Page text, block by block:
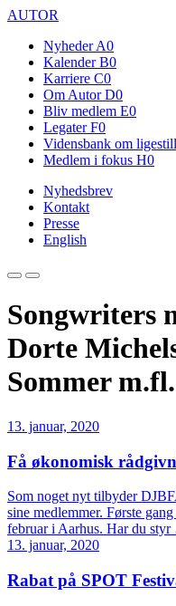
AUTOR
Nyheder A0
Kalender B0
Karriere C0
Om Autor D0
Bliv medlem E0
Legater F0
Vidensbank om
Medlem i fokus H0
Nyhedsbrev
Kontakt
Presse
English
Songwriters
Dorte
Sommer m.fl.
13. januar, 2020
Få økonomisk
Som noget nyt tilbyder
sine medlemmer. Første
februar i Aarhus. Har du
13. januar, 2020
Rabat på SPOT